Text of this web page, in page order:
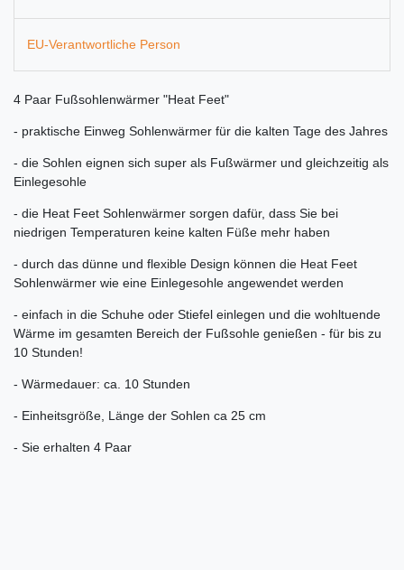
EU-Verantwortliche Person
4 Paar Fußsohlenwärmer "Heat Feet"
- praktische Einweg Sohlenwärmer für die kalten Tage des Jahres
- die Sohlen eignen sich super als Fußwärmer und gleichzeitig als
Einlegesohle
- die Heat Feet Sohlenwärmer sorgen dafür, dass Sie bei
niedrigen Temperaturen keine kalten Füße mehr haben
- durch das dünne und flexible Design können die Heat Feet
Sohlenwärmer wie eine Einlegesohle angewendet werden
- einfach in die Schuhe oder Stiefel einlegen und die wohltuende
Wärme im gesamten Bereich der Fußsohle genießen - für bis zu
10 Stunden!
- Wärmedauer: ca. 10 Stunden
- Einheitsgröße, Länge der Sohlen ca 25 cm
- Sie erhalten 4 Paar